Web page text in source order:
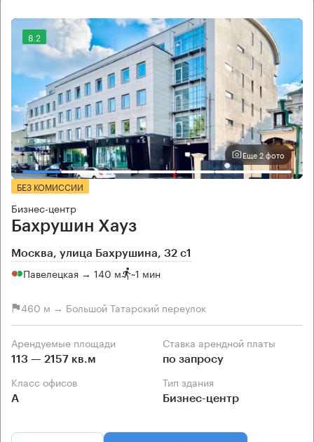
8.2
Еще 2 фото
БЕЗ КОМИССИИ
Бизнес-центр
Бахрушин Хауз
Москва, улица Бахрушина, 32 с1
Павелецкая → 140 м ~1 мин
460 м → Большой Татарский переулок
Арендуемые площади
113 — 2157 кв.м
Ставка арендной платы
по запросу
Класс офисов
А
Тип здания
Бизнес-центр